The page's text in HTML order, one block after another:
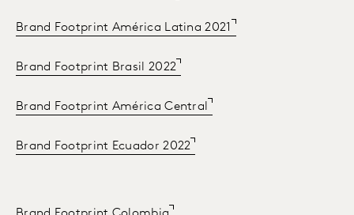
Brand Footprint América Latina 2021
Brand Footprint Brasil 2022
Brand Footprint América Central
Brand Footprint Ecuador 2022